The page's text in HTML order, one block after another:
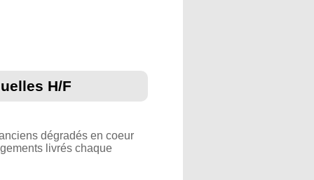
H/F
dégradés en coeur
livrés chaque